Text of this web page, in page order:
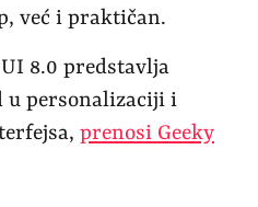
već i praktičan.
8.0 predstavlja
u personalizaciji i
prenosi Geeky